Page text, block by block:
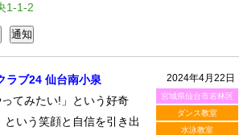
1-1-2
2024年4月22日
宮城県仙台市若林区
ダンス教室
水泳教室
ラブ24 仙台南小泉
てみたい!」という好奇
という笑顔と自信を引き出